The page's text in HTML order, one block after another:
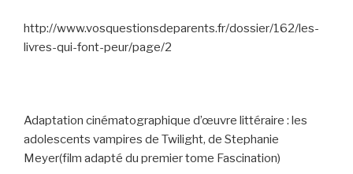
http://www.vosquestionsdeparents.fr/dossier/162/les-
livres-qui-font-peur/page/2
Adaptation cinématographique d’œuvre littéraire : les
adolescents vampires de Twilight, de Stephanie
Meyer(film adapté du premier tome Fascination)